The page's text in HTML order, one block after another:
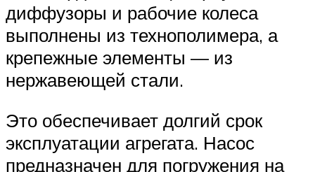
диффузоры и рабочие колеса
выполнены из технополимера, а
крепежные элементы — из
нержавеющей стали.
Это обеспечивает долгий срок
эксплуатации агрегата. Насос
предназначен для погружения на